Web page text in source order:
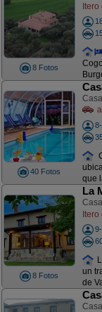
8 Fotos
Itero
40 Fotos
a
que
8 Fotos
La
Itero
un
de